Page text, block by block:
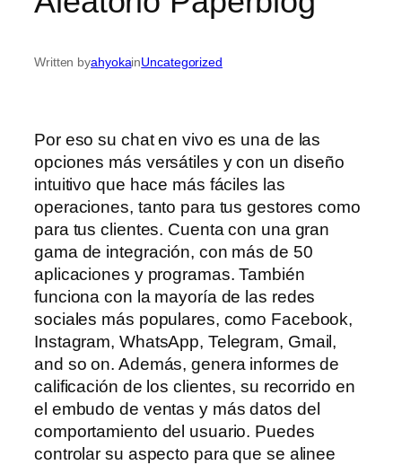
Written byahyokainUncategorized
Por eso su chat en vivo es una de las
opciones más versátiles y con un diseño
intuitivo que hace más fáciles las
operaciones, tanto para tus gestores como
para tus clientes. Cuenta con una gran
gama de integración, con más de 50
aplicaciones y programas. También
funciona con la mayoría de las redes
sociales más populares, como Facebook,
Instagram, WhatsApp, Telegram, Gmail,
and so on. Además, genera informes de
calificación de los clientes, su recorrido en
el embudo de ventas y más datos del
comportamiento del usuario. Puedes
controlar su aspecto para que se alinee